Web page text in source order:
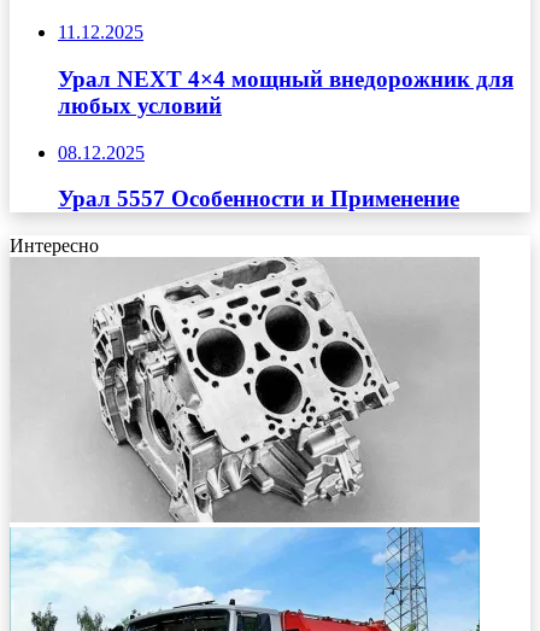
11.12.2025
Урал NEXT 4×4 мощный внедорожник для
любых условий
08.12.2025
Урал 5557 Особенности и Применение
Интересно